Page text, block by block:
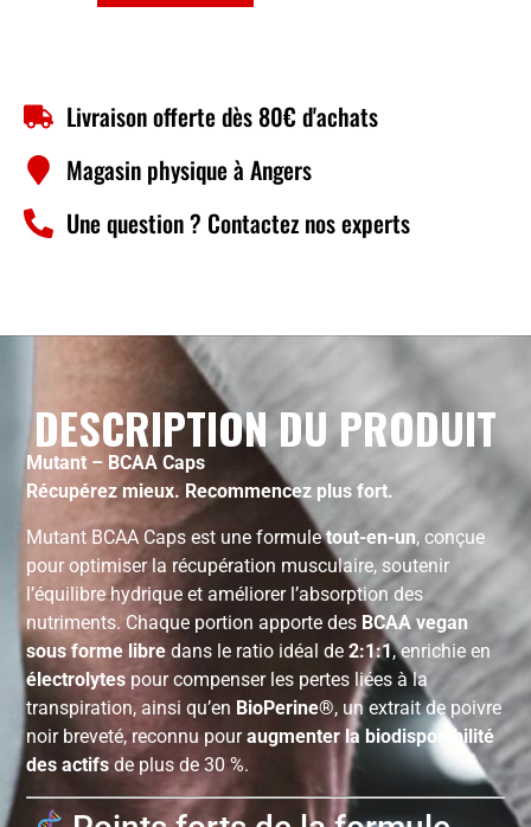
Livraison offerte dès 80€ d'achats
Magasin physique à Angers
Une question ? Contactez nos experts
DESCRIPTION DU PRODUIT
Mutant – BCAA Caps
Récupérez mieux. Recommencez plus fort.
Mutant BCAA Caps est une formuletout-en-un, conçue
pour optimiser la récupération musculaire, soutenir
l’équilibre hydrique et améliorer l’absorption des
nutriments. Chaque portion apporte des BCAA vegan
sous forme libre dans le ratio idéal de2:1:1, enrichie en
électrolytes pour compenser les pertes liées à la
transpiration, ainsi qu’en BioPerine®, un extrait de poivre
noir breveté, reconnu pouraugmenter la biodisponibilité
des actifs de plus de 30 %.